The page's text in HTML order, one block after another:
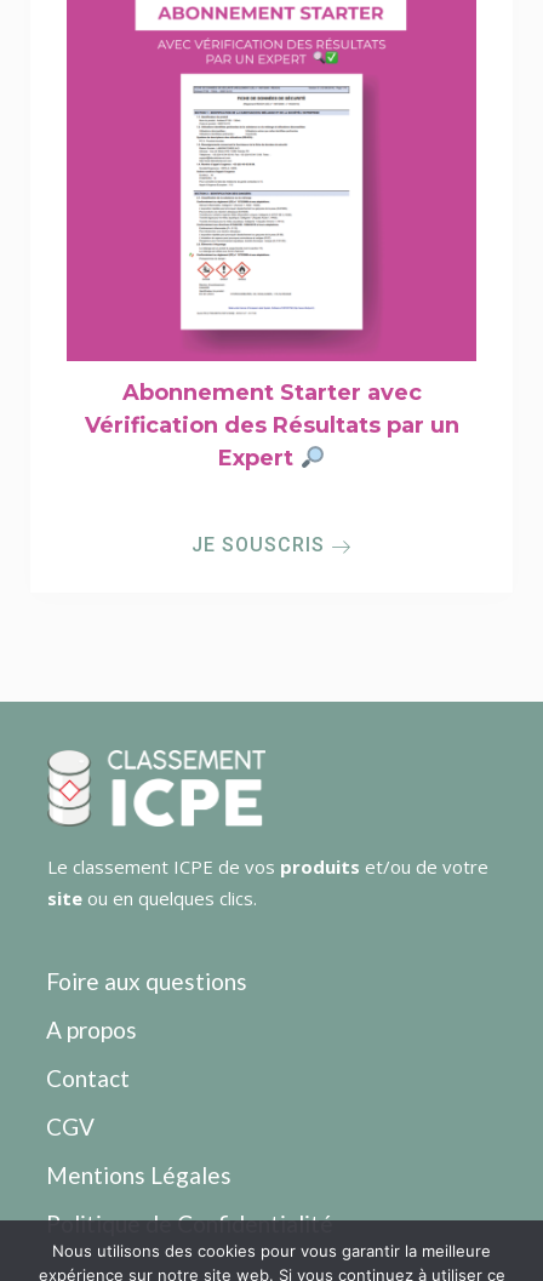
Abonnement Starter avec
Vérification des Résultats par un
Expert
JE SOUSCRIS
Le classement ICPE de vos produits et/ou de votre
site ou en quelques clics.
Foire aux questions
A propos
Contact
CGV
Mentions Légales
Politique de Confidentialité
Nous utilisons des cookies pour vous garantir la meilleure
expérience sur notre site web. Si vous continuez à utiliser ce